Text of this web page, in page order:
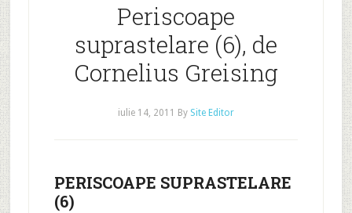
Periscoape
suprastelare (6), de
Cornelius Greising
iulie 14, 2011 By Site Editor
PERISCOAPE SUPRASTELARE
(6)